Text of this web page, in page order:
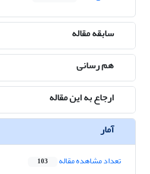
سابقه مقاله
هم رسانی
ارجاع به این مقاله
آمار
تعداد مشاهده مقاله 103